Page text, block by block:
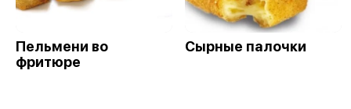
Пельмени во
фритюре
Сырные палочки